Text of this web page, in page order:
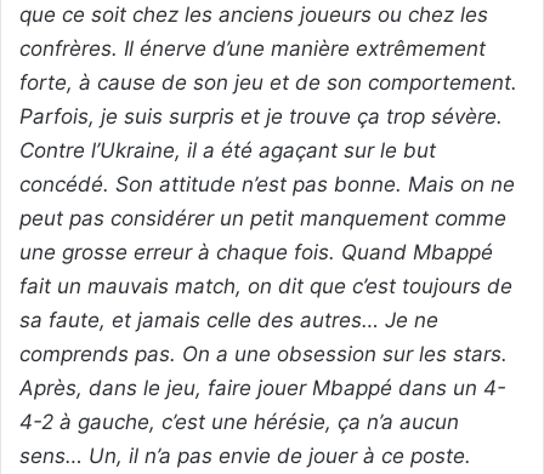
que ce soit chez les anciens joueurs ou chez les
confrères. Il énerve d’une manière extrêmement
forte, à cause de son jeu et de son comportement.
Parfois, je suis surpris et je trouve ça trop sévère.
Contre l’Ukraine, il a été agaçant sur le but
concédé. Son attitude n’est pas bonne. Mais on ne
peut pas considérer un petit manquement comme
une grosse erreur à chaque fois. Quand Mbappé
fait un mauvais match, on dit que c’est toujours de
sa faute, et jamais celle des autres… Je ne
comprends pas. On a une obsession sur les stars.
Après, dans le jeu, faire jouer Mbappé dans un 4-
4-2 à gauche, c’est une hérésie, ça n’a aucun
sens… Un, il n’a pas envie de jouer à ce poste.